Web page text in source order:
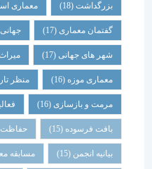
بزرگداشت (18) معماری اسلامی(18)
گفتمان معماری (17) جهانی شدن(17)
شهر های جهانی(17) میراث جهانی
معماری موزه(16) منظر تاریخی (16)
مرمت و بازسازی(16) فعالیت‌های
بافت فرسوده (15) حفاظت معماری
بیانیه انجمن(15) مسابقه معماری (15)